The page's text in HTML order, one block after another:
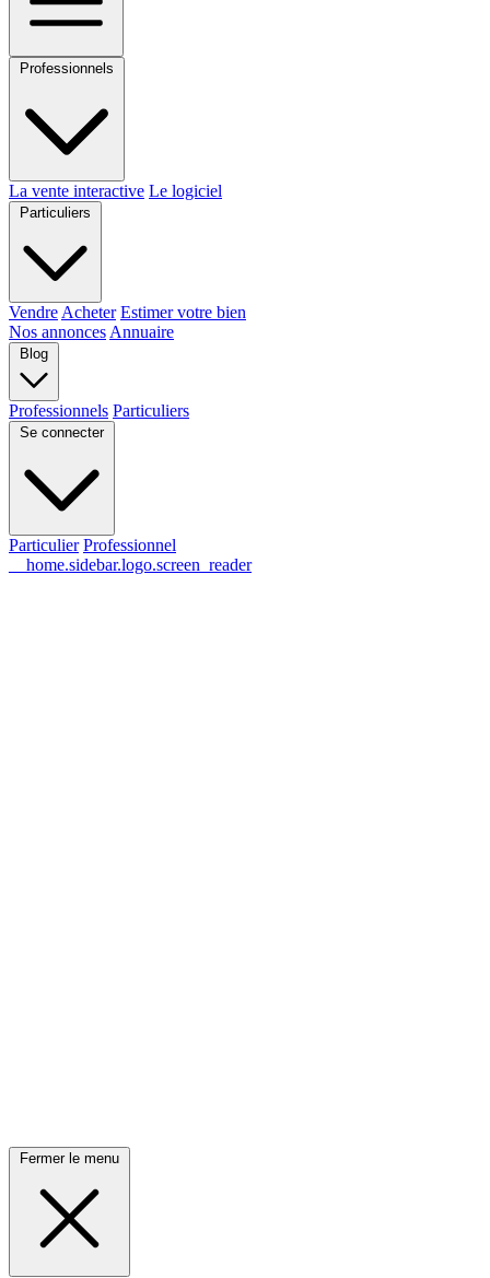
Professionnels
La vente interactive Le logiciel
Particuliers
Vendre Acheter Estimer votre bien
Nos annonces Annuaire
Blog
Professionnels Particuliers
Se connecter
Particulier Professionnel
__home.sidebar.logo.screen_reader
Fermer le menu